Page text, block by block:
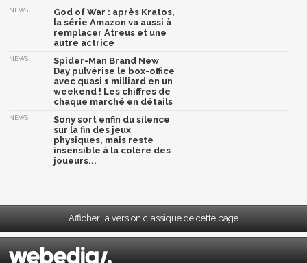
NEWS
God of War : après Kratos,
la série Amazon va aussi à
remplacer Atreus et une
autre actrice
NEWS
Spider-Man Brand New
Day pulvérise le box-office
avec quasi 1 milliard en un
weekend ! Les chiffres de
chaque marché en détails
NEWS
Sony sort enfin du silence
sur la fin des jeux
physiques, mais reste
insensible à la colère des
joueurs...
Afficher la version classique de cette page